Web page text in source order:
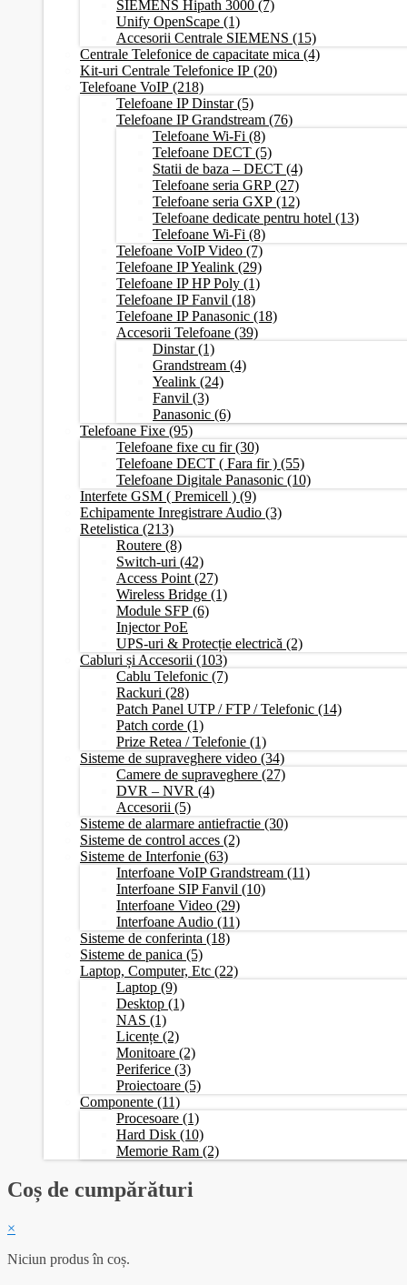
SIEMENS Hipath 3000 (7)
Unify OpenScape (1)
Accesorii Centrale SIEMENS (15)
Centrale Telefonice de capacitate mica (4)
Kit-uri Centrale Telefonice IP (20)
Telefoane VoIP (218)
Telefoane IP Dinstar(5)
Telefoane IP Grandstream (76)
Telefoane Wi-Fi (8)
Telefoane DECT (5)
Statii de baza – DECT (4)
Telefoane seria GRP (27)
Telefoane seria GXP (12)
Telefoane dedicate pentru hotel (13)
Telefoane Wi-Fi (8)
Telefoane VoIP Video (7)
Telefoane IP Yealink (29)
Telefoane IP HP Poly (1)
Telefoane IP Fanvil (18)
Telefoane IP Panasonic (18)
Accesorii Telefoane (39)
Dinstar(1)
Grandstream (4)
Yealink (24)
Fanvil (3)
Panasonic (6)
Telefoane Fixe (95)
Telefoane fixe cu fir(30)
Telefoane DECT ( Fara fir ) (55)
Telefoane Digitale Panasonic (10)
Interfete GSM ( Premicell ) (9)
Echipamente Inregistrare Audio (3)
Retelistica (213)
Routere (8)
Switch-uri (42)
Access Point (27)
Wireless Bridge (1)
Module SFP (6)
Injector PoE
UPS-uri & Protecție electrică (2)
Cabluri și Accesorii (103)
Cablu Telefonic (7)
Rackuri (28)
Patch Panel UTP / FTP / Telefonic (14)
Patch corde (1)
Prize Retea / Telefonie (1)
Sisteme de supraveghere video (34)
Camere de supraveghere (27)
DVR – NVR (4)
Accesorii (5)
Sisteme de alarmare antiefractie (30)
Sisteme de control acces (2)
Sisteme de Interfonie (63)
Interfoane VoIP Grandstream (11)
Interfoane SIP Fanvil (10)
Interfoane Video (29)
Interfoane Audio (11)
Sisteme de conferinta (18)
Sisteme de panica (5)
Laptop, Computer, Etc (22)
Laptop (9)
Desktop (1)
NAS (1)
Licențe (2)
Monitoare (2)
Periferice (3)
Proiectoare (5)
Componente (11)
Procesoare (1)
Hard Disk (10)
Memorie Ram (2)
Coș de cumpărături
×
Niciun produs în coș.